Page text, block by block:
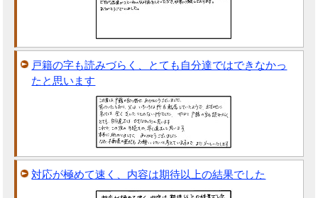
戸籍の字も読みづらく、とても自分達ではできなかっ
たと思います
対応が極めて速く、内容は期待以上の結果でした